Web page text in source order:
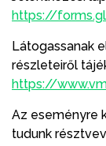
https://
Látogassanak
részleteiről
https://
Az eseményre
tudunk